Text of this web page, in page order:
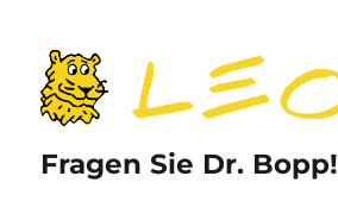
Fragen Sie Dr. Bopp!